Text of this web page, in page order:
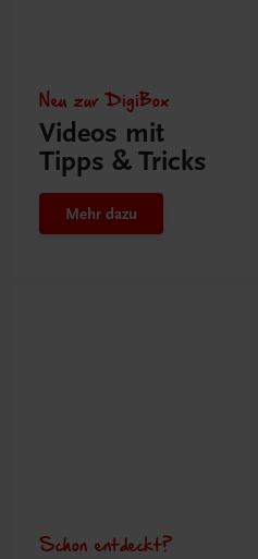
Neu zur DigiBox
Videos mit
Tipps & Tricks
Mehr dazu
Schon entdeckt?